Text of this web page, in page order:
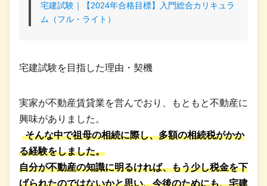
宅建試験｜【2024年合格目標】入門総合カリキュラ
ム（フル・ライト）
宅建試験を目指した理由・契機
実家が不動産賃貸業を営んでおり、もともと不動産に
興味がありました。
そんな中で祖母の相続に際し、多額の相続税がかか
る経験をしました。
自分が不動産の知識に明るければ、もう少し税金を下
げられたのではないかと思い、今後のためにも、宅建